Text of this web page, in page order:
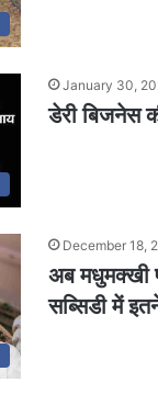
January 30,
डेरी बिजनेस
December 18,
अब मधुमक्खी
सब्सिडी में